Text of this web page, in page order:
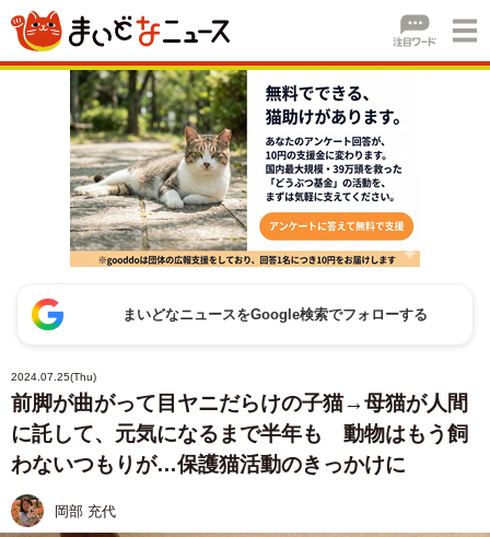
まいどなニュースをGoogle検索でフォローする
2024.07.25(Thu)
前脚が曲がって目ヤニだらけの子猫→母猫が人間
に託して、元気になるまで半年も 動物はもう飼
わないつもりが…保護猫活動のきっかけに
岡部 充代